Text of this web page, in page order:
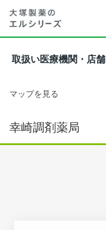
取扱い医療機関・店舗
マップを見る
幸崎調剤薬局